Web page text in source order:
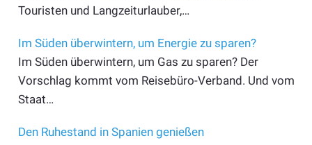
Touristen und Langzeiturlauber,…
Im Süden überwintern, um Energie zu sparen?
Im Süden überwintern, um Gas zu sparen? Der
Vorschlag kommt vom Reisebüro-Verband. Und vom
Staat…
Den Ruhestand in Spanien genießen